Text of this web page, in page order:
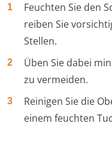
Feuchten Sie den
reiben Sie
Stellen.
Üben Sie dabei
zu vermeiden.
Reinigen Sie die
einem feuchten